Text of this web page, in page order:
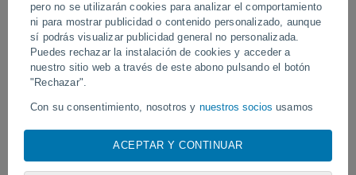
pero no se utilizarán cookies para analizar el comportamiento
ni para mostrar publicidad o contenido personalizado, aunque
sí podrás visualizar publicidad general no personalizada.
Puedes rechazar la instalación de cookies y acceder a
nuestro sitio web a través de este abono pulsando el botón
"Rechazar".
Con su consentimiento, nosotros y nuestros socios usamos
visita en este sitio web, las direcciones IP y los
ACEPTAR Y CONTINUAR
avistado en Zapponeta, Italia
Pelotas, Brasil.